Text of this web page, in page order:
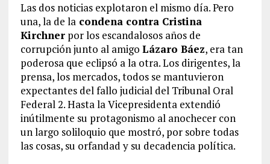
Las dos noticias explotaron el mismo día. Pero
una, la de lacondena contra Cristina
Kirchnerpor los escandalosos años de
corrupción junto al amigo Lázaro Báez, era tan
poderosa que eclipsó a la otra. Los dirigentes, la
prensa, los mercados, todos se mantuvieron
expectantes del fallo judicial del Tribunal Oral
Federal 2. Hasta la Vicepresidenta extendió
inútilmente su protagonismo al anochecer con
un largo soliloquio que mostró, por sobre todas
las cosas, su orfandad y su decadencia política.